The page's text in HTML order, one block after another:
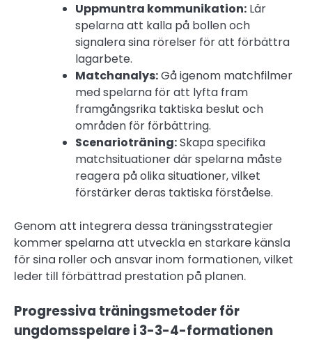
Uppmuntra kommunikation: Lär
spelarna att kalla på bollen och
signalera sina rörelser för att förbättra
lagarbete.
Matchanalys:Gå igenom matchfilmer
med spelarna för att lyfta fram
framgångsrika taktiska beslut och
områden för förbättring.
Scenarioträning:Skapa specifika
matchsituationer där spelarna måste
reagera på olika situationer, vilket
förstärker deras taktiska förståelse.
Genom att integrera dessa träningsstrategier
kommer spelarna att utveckla en starkare känsla
för sina roller och ansvar inom formationen, vilket
leder till förbättrad prestation på planen.
Progressiva träningsmetoder för
ungdomsspelare i 3-3-4-formationen